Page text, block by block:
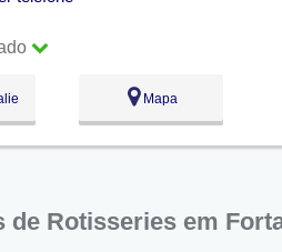
18:00
Mapa
de Rotisseries em